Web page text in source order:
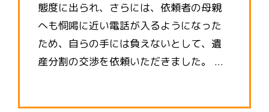
態度に出られ、さらには、依頼者の母親
へも恫喝に近い電話が入るようになった
ため、自らの手には負えないとして、遺
産分割の交渉を依頼いただきました。 ...